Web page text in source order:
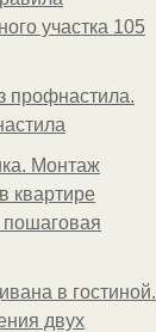
участка 105
профнастила.
Монтаж
квартире
в гостиной.
двух